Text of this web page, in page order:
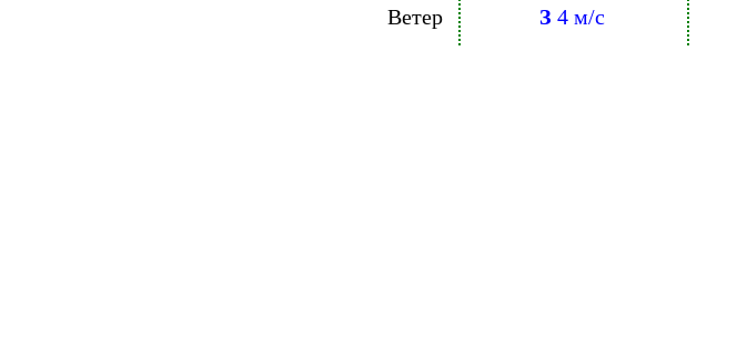
Ветер З 4 м/с